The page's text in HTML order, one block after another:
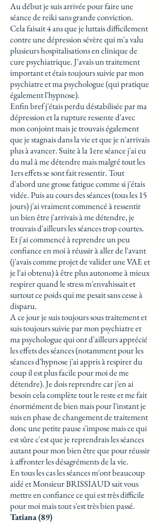
Au début je suis arrivée pour faire une
séance de reiki sans grande conviction.
Cela faisait 4 ans que je luttais difficilement
contre une dépression sévère qui m'a valu
plusieurs hospitalisations en clinique de
cure psychiatrique. J'avais un traitement
important et étais toujours suivie par mon
psychiatre et ma psychologue (qui pratique
également l'hypnose).
Enfin bref j'étais perdu déstabilisée par ma
dépression et la rupture ressente d'avec
mon conjoint mais je trouvais également
que je stagnais dans la vie et que je n'arrivais
plus à avancer. Suite à la 1ere séance j'ai eu
du mal à me détendre mais malgré tout les
1ers effets se sont fait ressentir. Tout
d'abord une grosse fatigue comme si j'étais
vidée. Puis au cours des séances (tous les 15
jours) j'ai vraiment commencé à ressentir
un bien être j'arrivais à me détendre, je
trouvais d'ailleurs les séances trop courtes.
Et j'ai commencé à reprendre un peu
confiance en moi à réussir à aller de l'avant
(j'avais comme projet de valider une VAE et
je l'ai obtenu) à être plus autonome à mieux
respirer quand le stress m'envahissait et
surtout ce poids qui me pesait sans cesse à
disparu.
A ce jour je suis toujours sous traitement et
suis toujours suivie par mon psychiatre et
ma psychologue qui ont d'ailleurs apprécié
les effets des séances (notamment pour les
séances d'hypnose j'ai appris à respirer du
coup il est plus facile pour moi de me
détendre). Je dois reprendre car j'en ai
besoin cela complète tout le reste et me fait
énormément de bien mais pour l'instant je
suis en phase de changement de traitement
donc une petite pause s'impose mais ce qui
est sûre c'est que je reprendrais les séances
autant pour mon bien être que pour réussir
à affronter les désagréments de la vie.
En tous les cas les séances m'ont beaucoup
aidé et Monsieur BRISSIAUD sait vous
mettre en confiance ce qui est très difficile
pour moi mais tout s'est très bien passé.
Tatiana (89)